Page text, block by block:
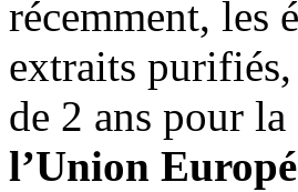
récemment, les
extraits
de 2 ans pour la
l’Union